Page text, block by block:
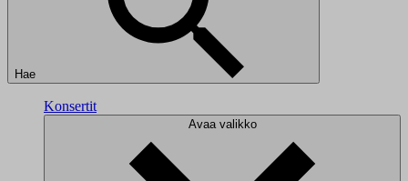
Hae
Konsertit
Avaa valikko